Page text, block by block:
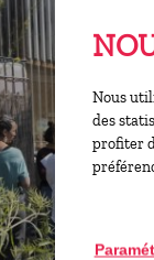
Nous
des
profiter